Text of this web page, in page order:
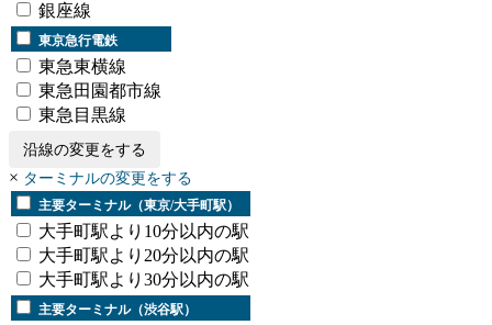
銀座線
東京急行電鉄
東急東横線
東急田園都市線
東急目黒線
沿線の変更をする
× ターミナルの変更をする
主要ターミナル（東京/大手町駅）
大手町駅より10分以内の駅
大手町駅より20分以内の駅
大手町駅より30分以内の駅
主要ターミナル（渋谷駅）